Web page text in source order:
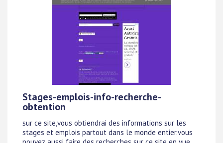
Stages-emplois-info-recherche-
obtention
sur ce site,vous obtiendrai des informations sur les
stages et emplois partout dans le monde entier.vous